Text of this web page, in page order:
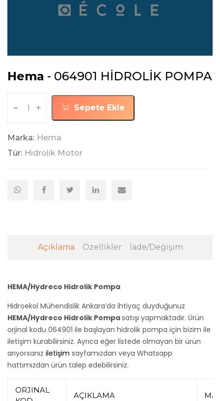
Hema - 064901 HİDROLİK POMPA
- + Sepete Ekle
Marka: Hema
Tür: Hidrolik Motor
Açıklama Özellikler İade/Değişim
HEMA/Hydreco Hidrolik Pompa
Hidroekol Mühendislik Ankara’da ihtiyaç duyduğunuz
HEMA/Hydreco Hidrolik Pompasatışı yapmaktadır. Ürün
orjinal kodu 064901 ile başlayan hidrolik pompa için bizim ile
iletişim kurabilirsiniz. Ayrıca eğer listede olmayan bir ürün
arıyorsanız iletişim sayfamızdan veya Whatsapp
hattımızdan ürün talep edebilirsiniz.
ORJINAL
AÇIKLAMA